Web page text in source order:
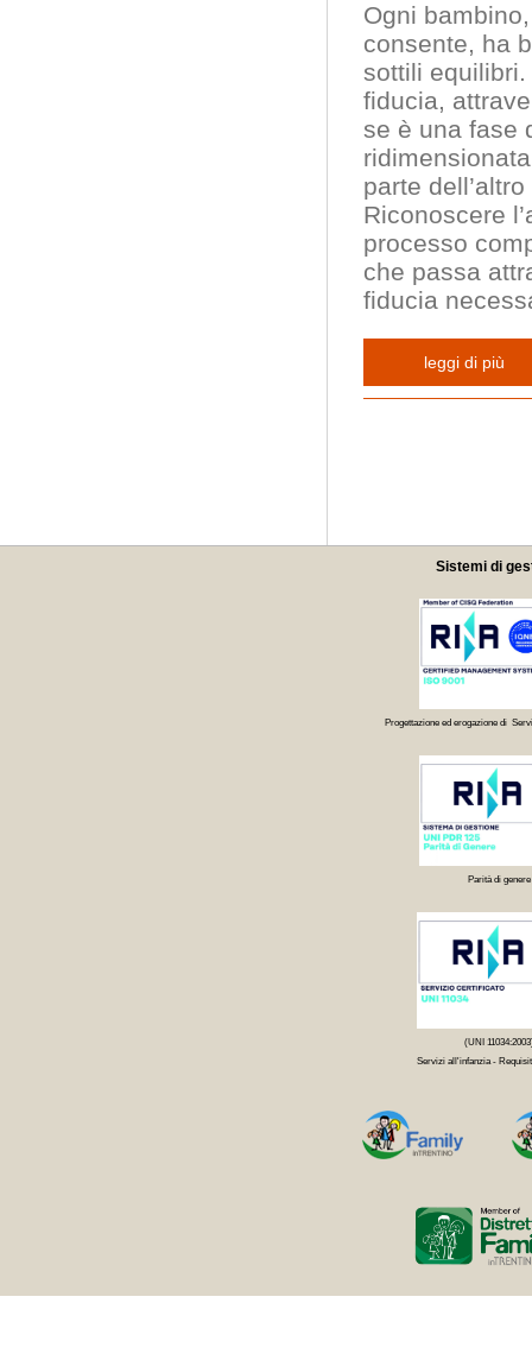
Ogni
consente, ha
sottili
fiducia,
se è una fase
parte
Riconoscere
processo
che passa
fiducia
leggi di più
Sistemi di
Progettazione ed erogazione di
Parità di genere
(UNI
Servizi all'infanzia -